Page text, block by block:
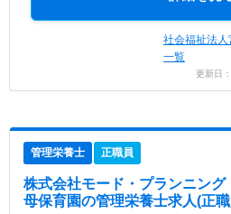
社会福祉法人
一覧
更新日
管理栄養士 正職員
株式会社モード・プランニン
母保育園の管理栄養士求人(正